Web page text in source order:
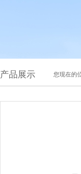
产品展示 您现在的